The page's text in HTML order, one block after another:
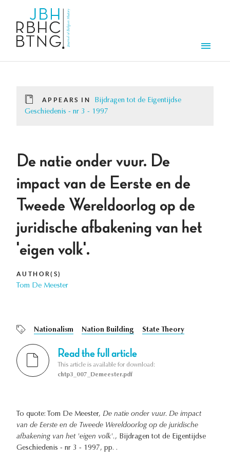
APPEARS IN
Bijdragen tot de Eigentijdse
Geschiedenis - nr 3 - 1997
De natie onder vuur. De
impact van de Eerste en de
Tweede Wereldoorlog op de
juridische afbakening van het
'eigen volk'.
AUTHOR(S)
Tom De Meester
Nationalism Nation Building State Theory
Read the full article
This article is available for download:
chtp3_007_Demeester.pdf
To quote: Tom De Meester, De natie onder vuur. De impact
van de Eerste en de Tweede Wereldoorlog op de juridische
afbakening van het 'eigen volk'., Bijdragen tot de Eigentijdse
Geschiedenis - nr 3 - 1997, pp. .